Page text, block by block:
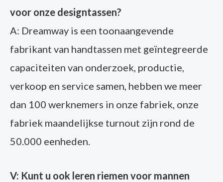
voor onze designtassen?
A: Dreamway is een toonaangevende
fabrikant van handtassen met geïntegreerde
capaciteiten van onderzoek, productie,
verkoop en service samen, hebben we meer
dan 100 werknemers in onze fabriek, onze
fabriek maandelijkse turnout zijn rond de
50.000 eenheden.
V: Kunt u ook leren riemen voor mannen